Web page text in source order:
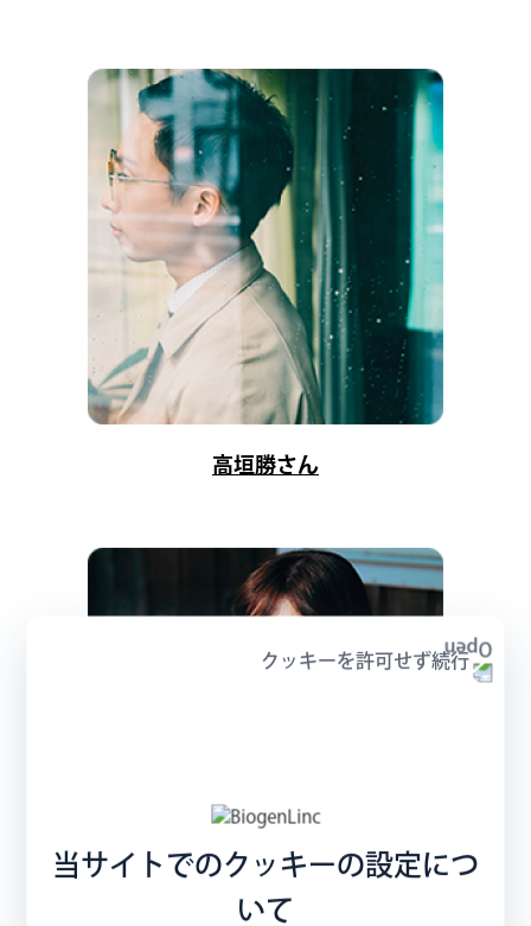
当サイトでのクッキーの設定につ
いて
クッキーを許可せず続行
高垣勝さん